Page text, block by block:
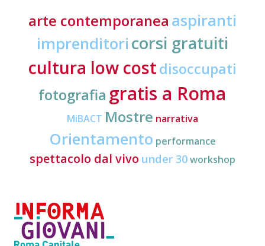
arte contemporanea aspiranti
imprenditori corsi gratuiti
cultura low costdisoccupati
fotografia gratis a Roma
MiBACT Mostre narrativa
Orientamento performance
spettacolo dal vivo under 30workshop